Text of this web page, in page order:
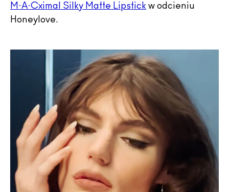
M·A·Cximal Silky Matte Lipstick w odcieniu
Honeylove.